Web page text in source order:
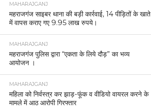
MAHARAJGANJ
महराजगंज साइबर थाना की बड़ी कार्रवाई, 14 पीड़ितों के खाते
में वापस कराए गए 9.95 लाख रुपये।
MAHARAJGANJ
महराजगंज पुलिस द्वारा “एकता के लिये दौड़” का भव्य
आयोजन ।
MAHARAJGANJ
महिला को निर्वस्त्र कर झाड़-फूंक व वीडियो वायरल करने के
मामले में आठ आरोपी गिरफ्तार